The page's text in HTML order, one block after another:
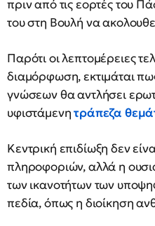
πριν από τις εορτές του
του στη Βουλή να
Παρότι οι λεπτομέρειες
διαμόρφωση, εκτιμάται
γνώσεων θα αντλήσει
υφιστάμενητράπεζα
Κεντρική επιδίωξη δεν
πληροφοριών, αλλά η
των ικανοτήτων των
πεδία, όπως η διοίκηση